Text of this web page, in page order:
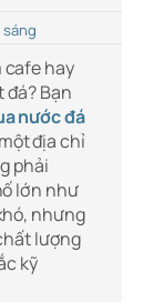
cafe hay
Bạn
nước đá
địa chỉ
phải
lớn như
nhưng
lượng
kỹ